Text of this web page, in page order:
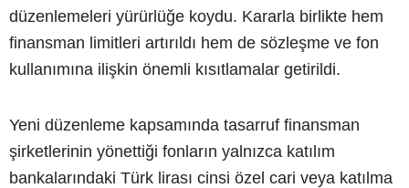
düzenlemeleri yürürlüğe koydu. Kararla birlikte hem
finansman limitleri artırıldı hem de sözleşme ve fon
kullanımına ilişkin önemli kısıtlamalar getirildi.
Yeni düzenleme kapsamında tasarruf finansman
şirketlerinin yönettiği fonların yalnızca katılım
bankalarındaki Türk lirası cinsi özel cari veya katılma